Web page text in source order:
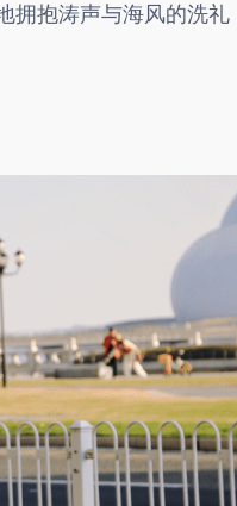
拥抱涛声与海风的洗